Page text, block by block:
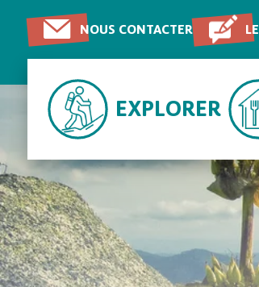
NOUS CONTACTER
EXPLORER